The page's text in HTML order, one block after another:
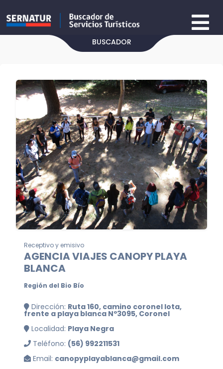
BUSCADOR
Receptivo y emisivo
AGENCIA VIAJES CANOPY PLAYA
BLANCA
Región del Bio Bío
Dirección: Ruta 160, camino coronel lota,
frente a playa blanca Nº3095, Coronel
Localidad: Playa Negra
Teléfono: (56) 992211531
Email: canopyplayablanca@gmail.com